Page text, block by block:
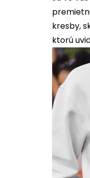
kresby,
ktorú